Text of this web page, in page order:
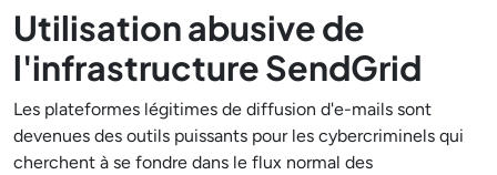
Utilisation abusive de
l'infrastructure SendGrid
Les plateformes légitimes de diffusion d'e-mails sont
devenues des outils puissants pour les cybercriminels qui
cherchent à se fondre dans le flux normal des